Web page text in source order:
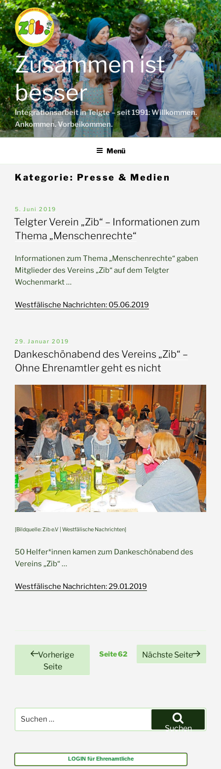
Zum
Inhalt
springen
Zusammen ist
besser
Integrationsarbeit in Telgte – seit 1991: Willkommen.
Ankommen. Vorbeikommen.
Menü
Kategorie: Presse & Medien
Veröffentlicht
am
5. Juni 2019
Telgter Verein „Zib“ – Informationen zum
Thema „Menschenrechte“
Informationen zum Thema „Menschenrechte“ gaben
Mitglieder des Vereins „Zib“ auf dem Telgter
Wochenmarkt …
Westfälische Nachrichten: 05.06.2019
Veröffentlicht
am
29. Januar 2019
Dankeschönabend des Vereins „Zib“ –
Ohne Ehrenamtler geht es nicht
[Bildquelle: Zib e.V | Westfälische Nachrichten]
50 Helfer*innen kamen zum Dankeschönabend des
Vereins „Zib“ …
Westfälische Nachrichten: 29.01.2019
Seitennummerierung
Beiträge
Vorherige
Seite
Seite62 Nächste Seite
nach:
Suchen
LOGIN für Ehrenamtliche